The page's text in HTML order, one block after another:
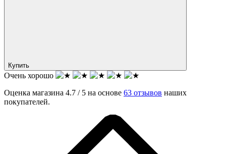
Купить
Очень хорошо
Оценка магазина 4.7 / 5 на основе 63 отзывов наших
покупателей.